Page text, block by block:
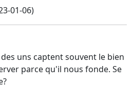
01-06)
uns captent souvent le bien
parce qu'il nous fonde. Se